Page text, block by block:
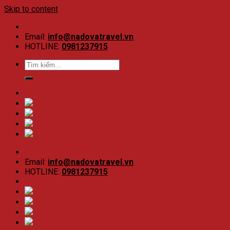
Skip to content
Email: info@nadovatravel.vn
HOTLINE: 0981237915
Email: info@nadovatravel.vn
HOTLINE: 0981237915